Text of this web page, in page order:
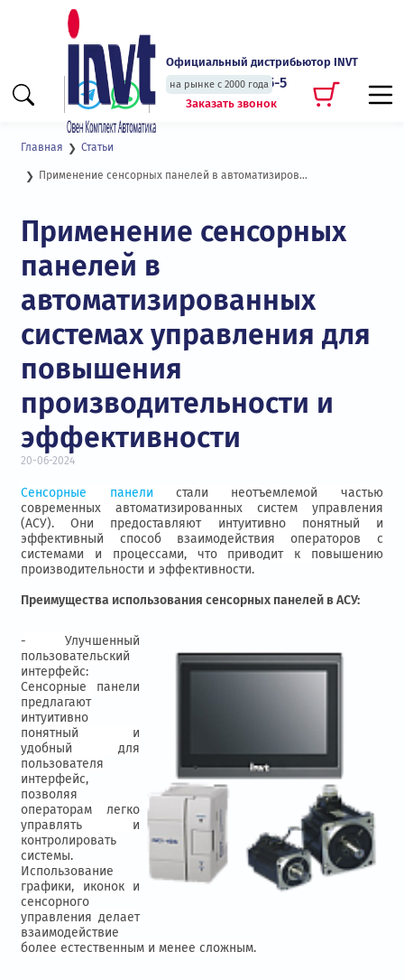
Официальный дистрибьютор INVT
на рынке с 2000 года
+7 (495) 135-135-5
Заказать звонок
Главная Статьи
Применение сенсорных панелей в автоматизированных системах управления для повышения производительности и эффективности
Применение сенсорных
панелей в
автоматизированных
системах управления для
повышения
производительности и
эффективности
20-06-2024
Сенсорные панели стали неотъемлемой частью
современных автоматизированных систем управления
(АСУ). Они предоставляют интуитивно понятный и
эффективный способ взаимодействия операторов с
системами и процессами, что приводит к повышению
производительности и эффективности.
Преимущества использования сенсорных панелей в АСУ:
- Улучшенный
пользовательский
интерфейс:
Сенсорные панели
предлагают
интуитивно
понятный и
удобный для
пользователя
интерфейс,
позволяя
операторам легко
управлять и
контролировать
системы.
Использование
графики, иконок и
сенсорного
управления делает
взаимодействие
более естественным и менее сложным.